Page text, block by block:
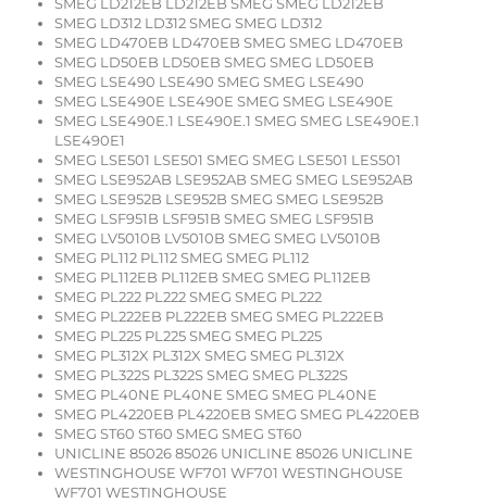
SMEG LD212EB LD212EB SMEG SMEG LD212EB
SMEG LD312 LD312 SMEG SMEG LD312
SMEG LD470EB LD470EB SMEG SMEG LD470EB
SMEG LD50EB LD50EB SMEG SMEG LD50EB
SMEG LSE490 LSE490 SMEG SMEG LSE490
SMEG LSE490E LSE490E SMEG SMEG LSE490E
SMEG LSE490E.1 LSE490E.1 SMEG SMEG LSE490E.1
LSE490E1
SMEG LSE501 LSE501 SMEG SMEG LSE501 LES501
SMEG LSE952AB LSE952AB SMEG SMEG LSE952AB
SMEG LSE952B LSE952B SMEG SMEG LSE952B
SMEG LSF951B LSF951B SMEG SMEG LSF951B
SMEG LV5010B LV5010B SMEG SMEG LV5010B
SMEG PL112 PL112 SMEG SMEG PL112
SMEG PL112EB PL112EB SMEG SMEG PL112EB
SMEG PL222 PL222 SMEG SMEG PL222
SMEG PL222EB PL222EB SMEG SMEG PL222EB
SMEG PL225 PL225 SMEG SMEG PL225
SMEG PL312X PL312X SMEG SMEG PL312X
SMEG PL322S PL322S SMEG SMEG PL322S
SMEG PL40NE PL40NE SMEG SMEG PL40NE
SMEG PL4220EB PL4220EB SMEG SMEG PL4220EB
SMEG ST60 ST60 SMEG SMEG ST60
UNICLINE 85026 85026 UNICLINE 85026 UNICLINE
WESTINGHOUSE WF701 WF701 WESTINGHOUSE
WF701 WESTINGHOUSE